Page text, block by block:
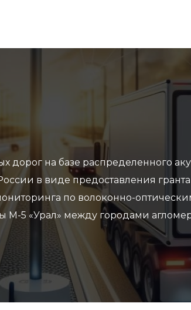
дорог на базе распределенного
в виде предоставления
по волоконно-
М-5 «Урал» между городами